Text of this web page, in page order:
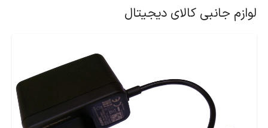
لوازم جانبی کالای دیجیتال